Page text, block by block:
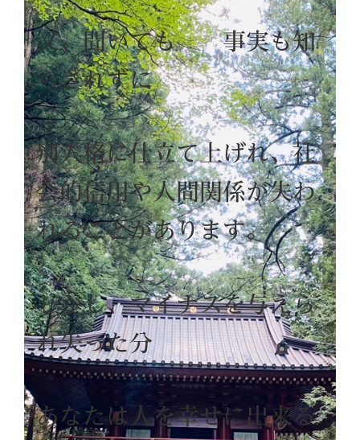
又、聞いても 事実も知
らされずに
別人格に仕立て上げれ、社
会的信用や人間関係が失わ
れることがあります。
しかし、マイナスを与えら
れ失った分
あなたは人を幸せに出来る